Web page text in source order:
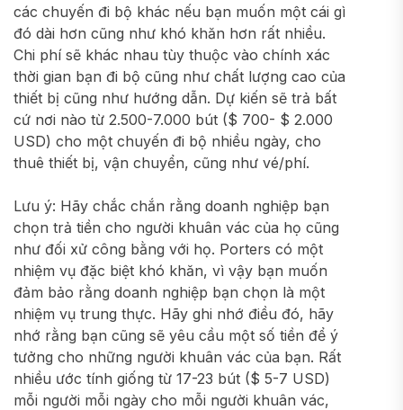
các chuyến đi bộ khác nếu bạn muốn một cái gì
đó dài hơn cũng như khó khăn hơn rất nhiều.
Chi phí sẽ khác nhau tùy thuộc vào chính xác
thời gian bạn đi bộ cũng như chất lượng cao của
thiết bị cũng như hướng dẫn. Dự kiến ​​sẽ trả bất
cứ nơi nào từ 2.500-7.000 bút ($ 700- $ 2.000
USD) cho một chuyến đi bộ nhiều ngày, cho
thuê thiết bị, vận chuyển, cũng như vé/phí.
Lưu ý: Hãy chắc chắn rằng doanh nghiệp bạn
chọn trả tiền cho người khuân vác của họ cũng
như đối xử công bằng với họ. Porters có một
nhiệm vụ đặc biệt khó khăn, vì vậy bạn muốn
đảm bảo rằng doanh nghiệp bạn chọn là một
nhiệm vụ trung thực. Hãy ghi nhớ điều đó, hãy
nhớ rằng bạn cũng sẽ yêu cầu một số tiền để ý
tưởng cho những người khuân vác của bạn. Rất
nhiều ước tính giống từ 17-23 bút ($ 5-7 USD)
mỗi người mỗi ngày cho mỗi người khuân vác,